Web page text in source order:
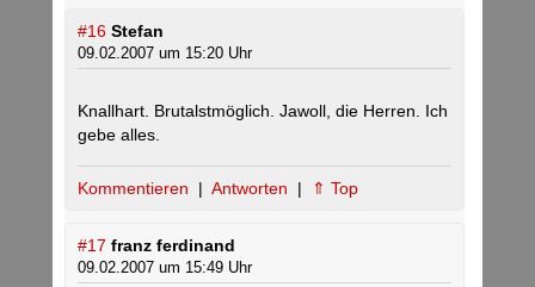
#16 Stefan
09.02.2007 um 15:20 Uhr
Knallhart. Brutalstmöglich. Jawoll, die Herren. Ich
gebe alles.
Kommentieren | Antworten | ⇑ Top
#17 franz ferdinand
09.02.2007 um 15:49 Uhr